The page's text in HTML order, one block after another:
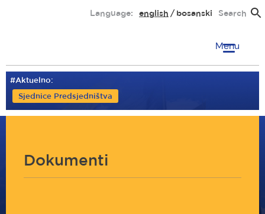
Language: english bosanski Search
Menu
#Aktuelno:
Sjednice Predsjedništva
Dokumenti